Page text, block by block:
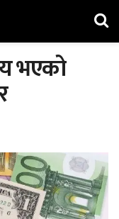
भएको